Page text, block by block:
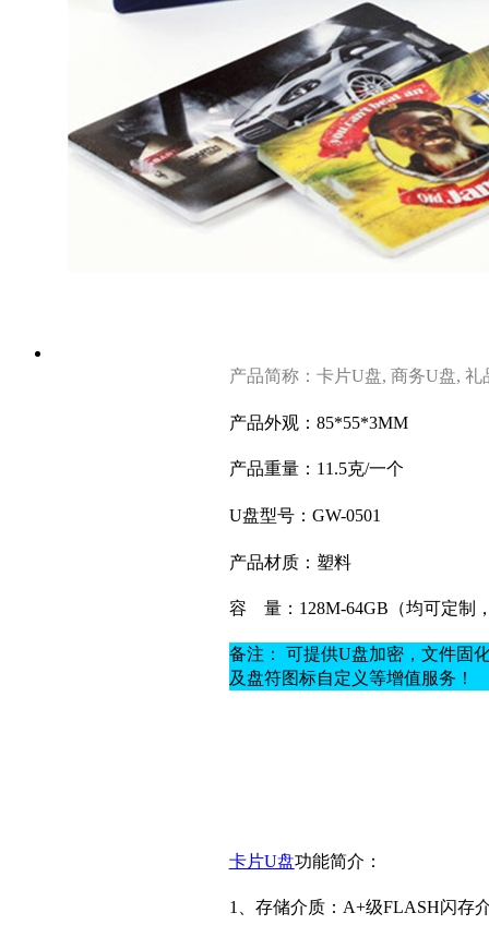
产品简称：卡片U盘, 商务U盘, 礼
产品外观：85*55*3MM
产品重量：11.5克/一个
U盘型号：GW-0501
产品材质： 塑料
容 量：128M-64GB（均可定制
备注： 可提供U盘加密，文件固
及盘符图标自定义等增值服务！
卡片U盘功能简介：
1、存储介质：A+级FLASH闪存